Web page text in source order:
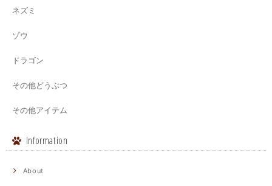
ネズミ
ゾウ
ドラゴン
その他どうぶつ
その他アイテム
Information
About